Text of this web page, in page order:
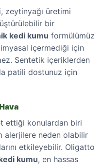
zeytinyağı üretimi
bir
kedi kumu formülümüz
içermediği için
Sentetik içeriklerden
patili dostunuz için
ettiği konulardan biri
alerjilere neden olabilir
etkileyebilir. Oligatto
kumu, en hassas